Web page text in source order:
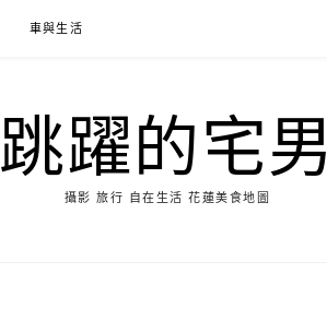
車與生活
跳躍的宅男
攝影 旅行 自在生活 花蓮美食地圖